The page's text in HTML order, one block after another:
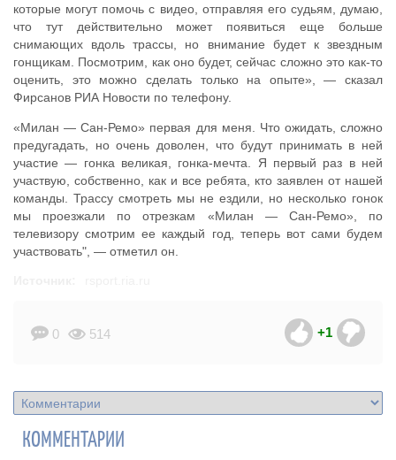
которые могут помочь с видео, отправляя его судьям, думаю,
что тут действительно может появиться еще больше
снимающих вдоль трассы, но внимание будет к звездным
гонщикам. Посмотрим, как оно будет, сейчас сложно это как-то
оценить, это можно сделать только на опыте», — сказал
Фирсанов РИА Новости по телефону.
«Милан — Сан-Ремо» первая для меня. Что ожидать, сложно
предугадать, но очень доволен, что будут принимать в ней
участие — гонка великая, гонка-мечта. Я первый раз в ней
участвую, собственно, как и все ребята, кто заявлен от нашей
команды. Трассу смотреть мы не ездили, но несколько гонок
мы проезжали по отрезкам «Милан — Сан-Ремо», по
телевизору смотрим ее каждый год, теперь вот сами будем
участвовать", — отметил он.
0 514 +1
КОММЕНТАРИИ